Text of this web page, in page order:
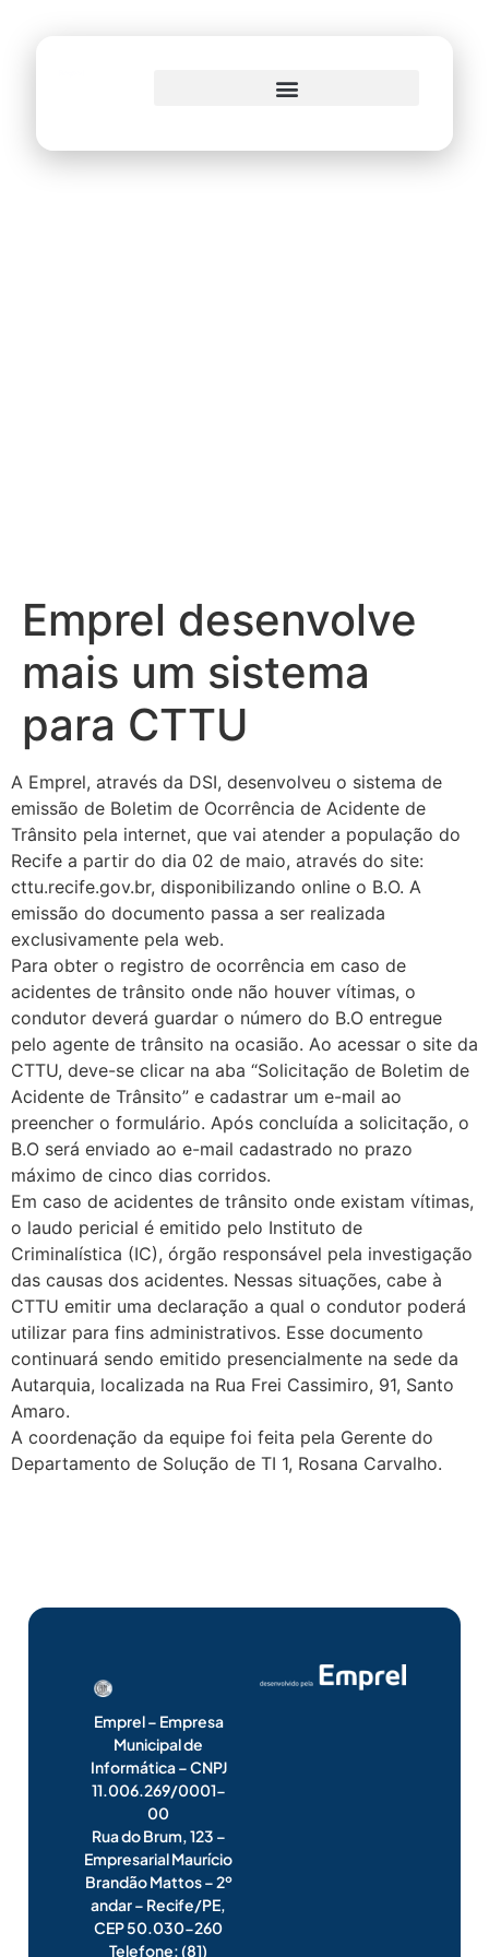
Emprel desenvolve
mais um sistema
para CTTU
A Emprel, através da DSI, desenvolveu o sistema de
emissão de Boletim de Ocorrência de Acidente de
Trânsito pela internet, que vai atender a população do
Recife a partir do dia 02 de maio, através do site:
cttu.recife.gov.br, disponibilizando online o B.O. A
emissão do documento passa a ser realizada
exclusivamente pela web.
Para obter o registro de ocorrência em caso de
acidentes de trânsito onde não houver vítimas, o
condutor deverá guardar o número do B.O entregue
pelo agente de trânsito na ocasião. Ao acessar o site da
CTTU, deve-se clicar na aba “Solicitação de Boletim de
Acidente de Trânsito” e cadastrar um e-mail ao
preencher o formulário. Após concluída a solicitação, o
B.O será enviado ao e-mail cadastrado no prazo
máximo de cinco dias corridos.
Em caso de acidentes de trânsito onde existam vítimas,
o laudo pericial é emitido pelo Instituto de
Criminalística (IC), órgão responsável pela investigação
das causas dos acidentes. Nessas situações, cabe à
CTTU emitir uma declaração a qual o condutor poderá
utilizar para fins administrativos. Esse documento
continuará sendo emitido presencialmente na sede da
Autarquia, localizada na Rua Frei Cassimiro, 91, Santo
Amaro.
A coordenação da equipe foi feita pela Gerente do
Departamento de Solução de TI 1, Rosana Carvalho.
Emprel – Empresa
Municipal de
Informática – CNPJ
11.006.269/0001-
00
Rua do Brum, 123 –
Empresarial Maurício
Brandão Mattos – 2º
andar – Recife/PE,
CEP 50.030-260
Telefone: (81)